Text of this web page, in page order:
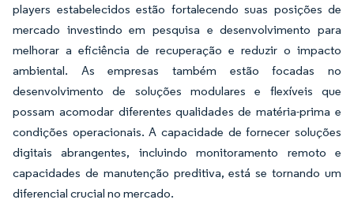
players estabelecidos estão fortalecendo suas posições de
mercado investindo em pesquisa e desenvolvimento para
melhorar a eficiência de recuperação e reduzir o impacto
ambiental. As empresas também estão focadas no
desenvolvimento de soluções modulares e flexíveis que
possam acomodar diferentes qualidades de matéria-prima e
condições operacionais. A capacidade de fornecer soluções
digitais abrangentes, incluindo monitoramento remoto e
capacidades de manutenção preditiva, está se tornando um
diferencial crucial no mercado.